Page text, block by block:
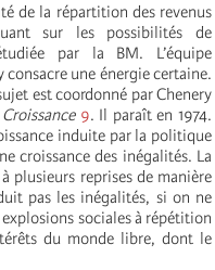
de la répartition des revenus
sur les possibilités de
par la BM. L’équipe
une énergie certaine.
est coordonné par Chenery
9. Il paraît en 1974.
induite par la politique
croissance des inégalités. La
plusieurs reprises de manière
pas les inégalités, si on ne
sociales à répétition
du monde libre, dont le